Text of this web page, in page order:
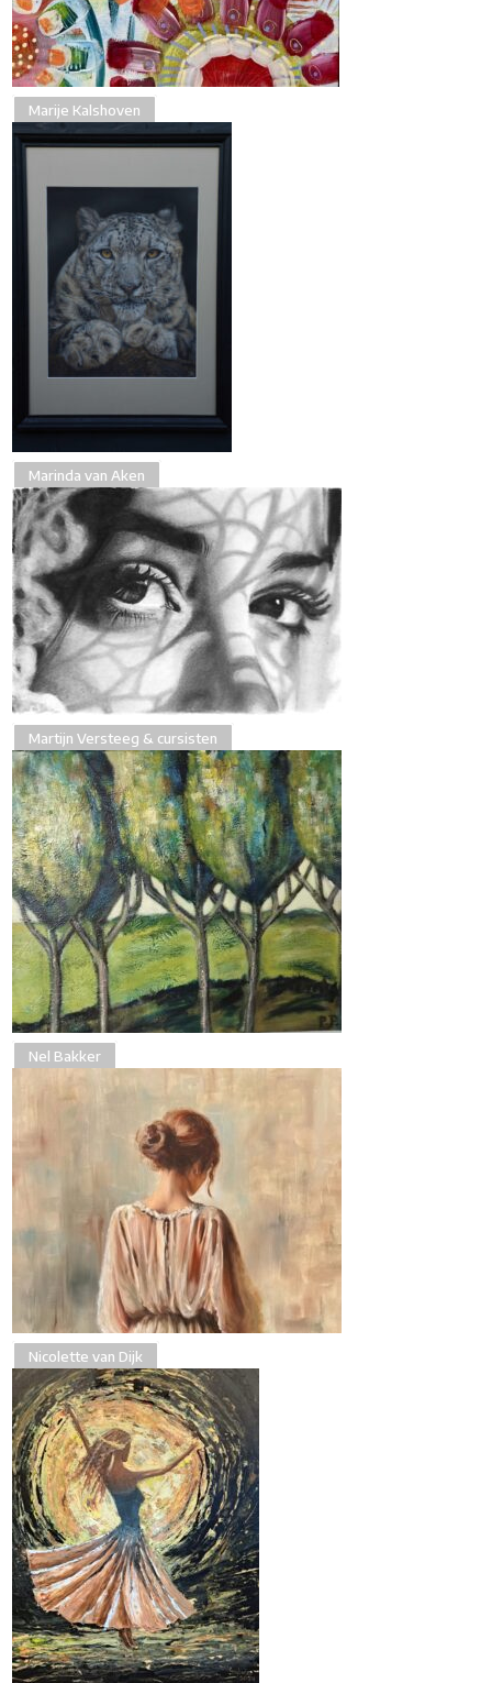
Marije Kalshoven
Marinda van Aken
Martijn Versteeg & cursisten
Nel Bakker
Nicolette van Dijk